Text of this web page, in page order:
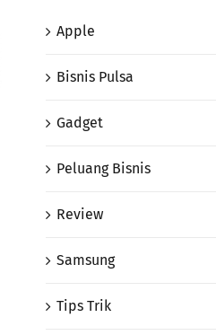
Apple
Bisnis Pulsa
Gadget
Peluang Bisnis
Review
Samsung
Tips Trik